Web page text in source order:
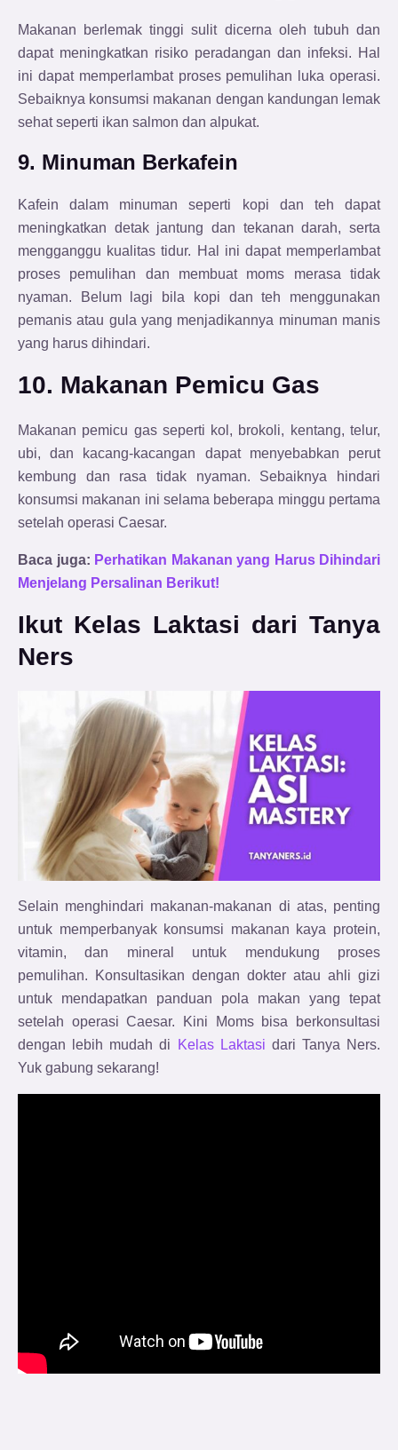
Makanan berlemak tinggi sulit dicerna oleh tubuh dan
dapat meningkatkan risiko peradangan dan infeksi. Hal
ini dapat memperlambat proses pemulihan luka operasi.
Sebaiknya konsumsi makanan dengan kandungan lemak
sehat seperti ikan salmon dan alpukat.
9. Minuman Berkafein
Kafein dalam minuman seperti kopi dan teh dapat
meningkatkan detak jantung dan tekanan darah, serta
mengganggu kualitas tidur. Hal ini dapat memperlambat
proses pemulihan dan membuat moms merasa tidak
nyaman. Belum lagi bila kopi dan teh menggunakan
pemanis atau gula yang menjadikannya minuman manis
yang harus dihindari.
10. Makanan Pemicu Gas
Makanan pemicu gas seperti kol, brokoli, kentang, telur,
ubi, dan kacang-kacangan dapat menyebabkan perut
kembung dan rasa tidak nyaman. Sebaiknya hindari
konsumsi makanan ini selama beberapa minggu pertama
setelah operasi Caesar.
Baca juga: Perhatikan Makanan yang Harus Dihindari
Menjelang Persalinan Berikut!
Ikut Kelas Laktasi dari Tanya
Ners
Selain menghindari makanan-makanan di atas, penting
untuk memperbanyak konsumsi makanan kaya protein,
vitamin, dan mineral untuk mendukung proses
pemulihan. Konsultasikan dengan dokter atau ahli gizi
untuk mendapatkan panduan pola makan yang tepat
setelah operasi Caesar. Kini Moms bisa berkonsultasi
dengan lebih mudah di
Kelas Laktasi dari Tanya Ners.
Yuk gabung sekarang!